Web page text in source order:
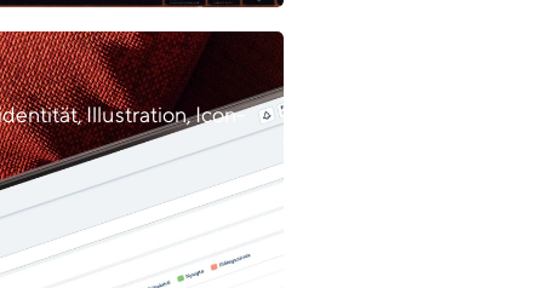
Illustration, Icon-